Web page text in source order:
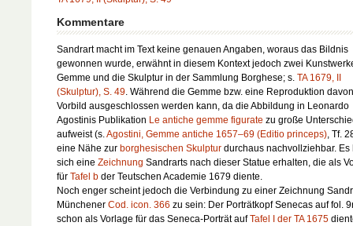
Kommentare
Sandrart macht im Text keine genauen Angaben, woraus das Bildnis
gewonnen wurde, erwähnt in diesem Kontext jedoch zwei
Gemme und die Skulptur in der Sammlung Borghese; s. TA 1679, II
(Skulptur), S. 49. Während die Gemme bzw. eine Reproduktion
Vorbild ausgeschlossen werden kann, da die Abbildung in Leonardo
Agostinis Publikation Le antiche gemme figurate zu große
aufweist (s.Agostini, Gemme antiche 1657–69 (Editio princeps), Tf.
eine Nähe zur borghesischen Skulptur durchaus nachvollziehbar. Es
sich eine Zeichnung Sandrarts nach dieser Statue erhalten, die als
für Tafel b der Teutschen Academie 1679 diente.
Noch enger scheint jedoch die Verbindung zu einer Zeichnung
Münchener Cod. icon. 366 zu sein: Der Porträtkopf Senecas auf fol.
schon als Vorlage für das Seneca-Porträt aufTafel I der TA 1675